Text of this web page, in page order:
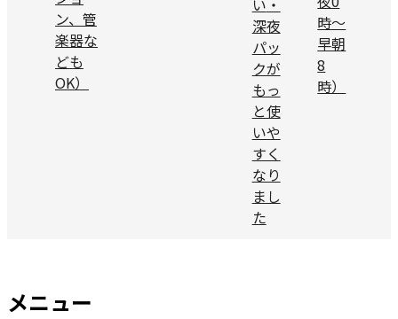
ン、管
楽器な
ども
OK）
い ・
深夜
パッ
クが
もっ
と使
いや
すく
なり
まし
た
時～
早朝
8
時）
メニュー